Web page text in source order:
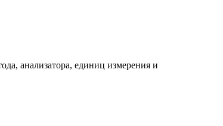
анализатора, единиц измерения и